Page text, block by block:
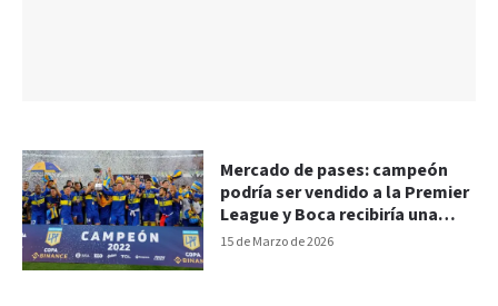
15 de Marzo de 2026
Mercado de pases: campeón
podría ser vendido a la Premier
League y Boca recibiría una
fortuna